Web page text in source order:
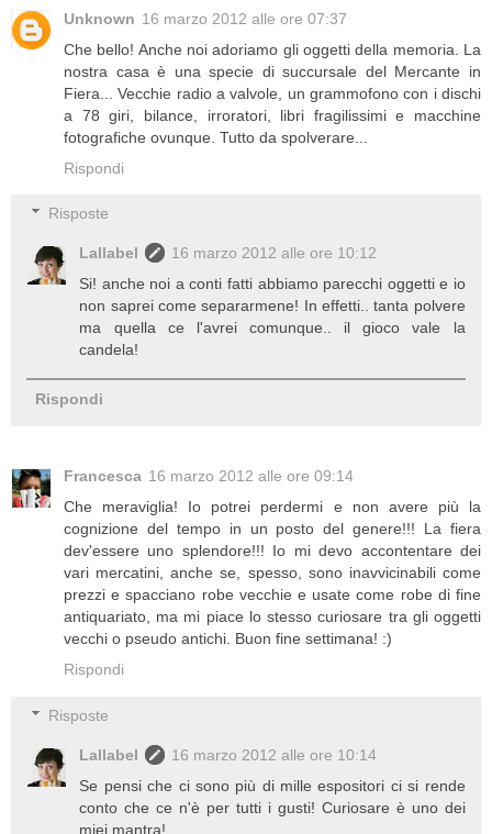
Unknown 16 marzo 2012 alle ore 07:37
Che bello! Anche noi adoriamo gli oggetti della memoria. La
nostra casa è una specie di succursale del Mercante in
Fiera... Vecchie radio a valvole, un grammofono con i dischi
a 78 giri, bilance, irroratori, libri fragilissimi e macchine
fotografiche ovunque. Tutto da spolverare...
Rispondi
Risposte
Lallabel
16 marzo 2012 alle ore 10:12
Si! anche noi a conti fatti abbiamo parecchi oggetti e io
non saprei come separarmene! In effetti.. tanta polvere
ma quella ce l'avrei comunque.. il gioco vale la
candela!
Rispondi
Francesca 16 marzo 2012 alle ore 09:14
Che meraviglia! Io potrei perdermi e non avere più la
cognizione del tempo in un posto del genere!!! La fiera
dev'essere uno splendore!!! Io mi devo accontentare dei
vari mercatini, anche se, spesso, sono inavvicinabili come
prezzi e spacciano robe vecchie e usate come robe di fine
antiquariato, ma mi piace lo stesso curiosare tra gli oggetti
vecchi o pseudo antichi. Buon fine settimana! :)
Rispondi
Risposte
Lallabel
16 marzo 2012 alle ore 10:14
Se pensi che ci sono più di mille espositori ci si rende
conto che ce n'è per tutti i gusti! Curiosare è uno dei
miei mantra!